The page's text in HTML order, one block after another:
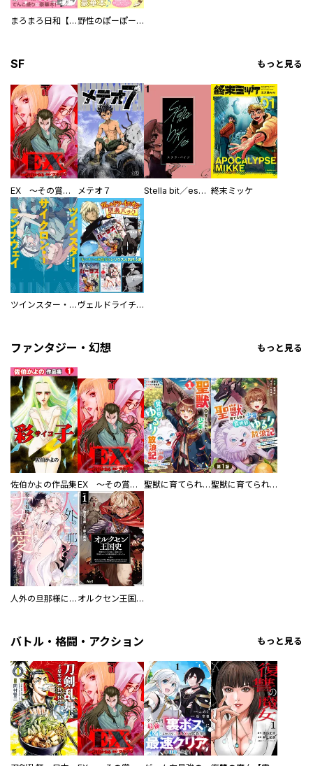
まろまろ日和【豪華版】 野性のぽーぽー【豪華版】
SF もっと見る
EX ～その賞金稼ぎは、世界の出口を探す～【単行本版】 メテオ７ Stella bit／es【単話版】 終末ミッケ
ツインスター・サイクロン・ランナウェイ ヴェルドライチオシ聖典パック 『転スラ』ミニ画集付き シリウス人気作３選
ファンタジー・幻想 もっと見る
佐伯かよの作品集 EX ～その賞金稼ぎは、世界の出口を探す～【単行本版】 聖獣に育てられた少年の異世界ゆるり放浪記～神様からもらったチート魔法で、仲間たちとスローライフを満喫中～ 聖獣に育てられた少年の異世界ゆるり放浪記～神様からもらったチート魔法で、仲間たちとスローライフを満喫中～【分冊版】
人外の旦那様に娶られ毎晩ナカまで愛される…。アンソロジー オルクセン王国史
バトル・格闘・アクション もっと見る